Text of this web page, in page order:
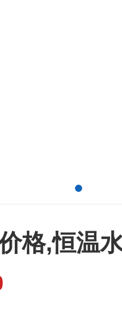
格,恒温